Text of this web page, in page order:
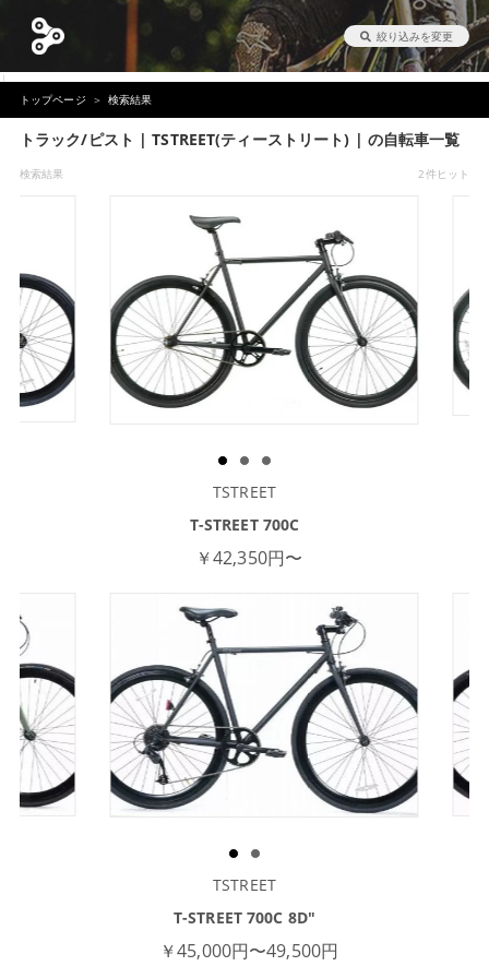
絞り込みを変更
|
トップページ 検索結果
トラック/ピスト | TSTREET(ティーストリート) | の自転車一覧
検索結果 2件ヒット
TSTREET
T-STREET 700C
￥42,350円〜
TSTREET
T-STREET 700C 8D"
￥45,000円〜49,500円